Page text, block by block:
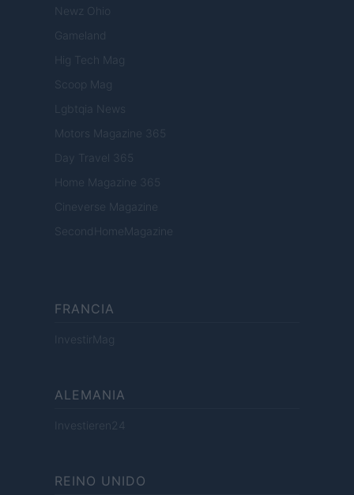
Newz Ohio
Gameland
Hig Tech Mag
Scoop Mag
Lgbtqia News
Motors Magazine 365
Day Travel 365
Home Magazine 365
Cineverse Magazine
SecondHomeMagazine
FRANCIA
InvestirMag
ALEMANIA
Investieren24
REINO UNIDO